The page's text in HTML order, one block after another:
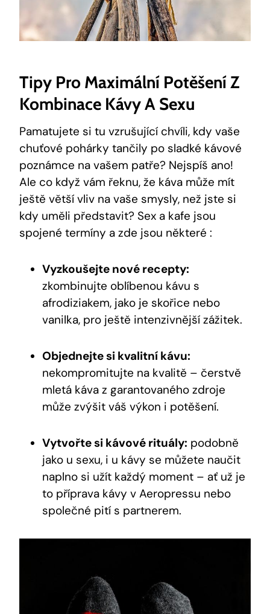
Tipy Pro Maximální Potěšení Z
Kombinace Kávy A Sexu
Pamatujete si tu vzrušující chvíli, kdy vaše
chuťové pohárky tančily po sladké kávové
poznámce na vašem patře? Nejspíš ano!
Ale co když vám řeknu, že káva může mít
ještě větší vliv na vaše smysly, než jste si
kdy uměli představit? Sex a kafe jsou
spojené termíny a zde jsou některé :
Vyzkoušejte nové recepty:
zkombinujte oblíbenou kávu s
afrodiziakem, jako je skořice nebo
vanilka, pro ještě intenzivnější zážitek.
Objednejte si kvalitní kávu:
nekompromitujte na kvalitě – čerstvě
mletá káva z garantovaného zdroje
může zvýšit váš výkon i potěšení.
Vytvořte si kávové rituály: podobně
jako u sexu, i u kávy se můžete naučit
naplno si užít každý moment – ať už je
to příprava kávy v Aeropressu nebo
společné pití s partnerem.